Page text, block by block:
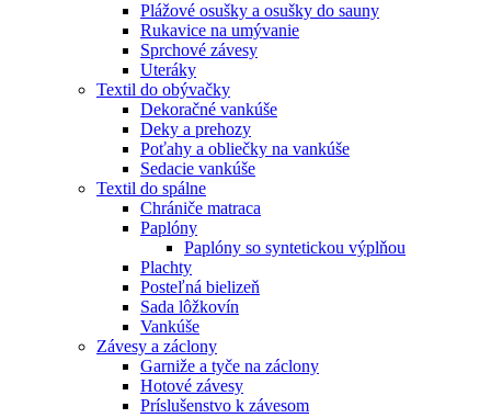
Plážové osušky a osušky do sauny
Rukavice na umývanie
Sprchové závesy
Uteráky
Textil do obývačky
Dekoračné vankúše
Deky a prehozy
Poťahy a obliečky na vankúše
Sedacie vankúše
Textil do spálne
Chrániče matraca
Paplóny
Paplóny so syntetickou výplňou
Plachty
Posteľná bielizeň
Sada lôžkovín
Vankúše
Závesy a záclony
Garniže a tyče na záclony
Hotové závesy
Príslušenstvo k závesom